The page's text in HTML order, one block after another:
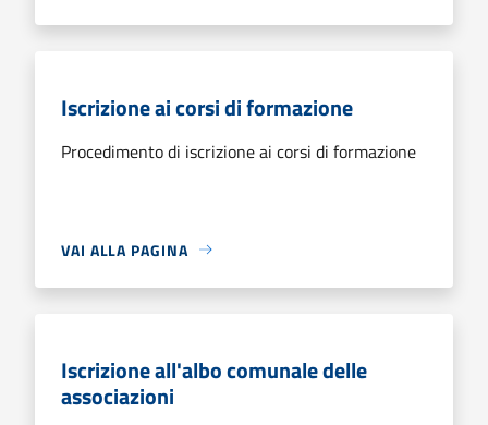
Iscrizione ai corsi di formazione
Procedimento di iscrizione ai corsi di formazione
VAI ALLA PAGINA
Iscrizione all'albo comunale delle
associazioni